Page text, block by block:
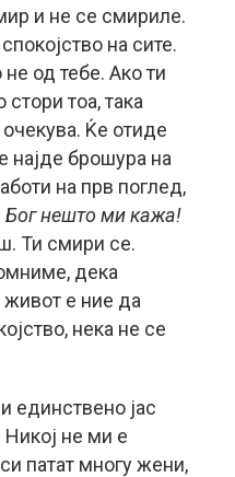
и не се смириле.
на сите.
од тебе. Ако ти
тоа, така
Ќе отиде
најде брошура на
на прв поглед,
Бог нешто ми кажа!
Ти смири се.
дека
живот е ние да
нека не се
единствено јас
не ми е
патат многу жени,